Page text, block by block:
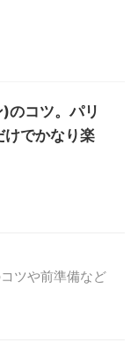
のコツ。パリ
けでかなり楽
ツや前準備など